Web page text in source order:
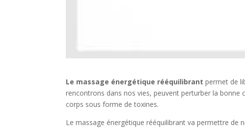
Le massage énergétique rééquilibrant permet de
rencontrons dans nos vies, peuvent perturber la
corps sous forme de toxines.
Le massage énergétique rééquilibrant va permettre de